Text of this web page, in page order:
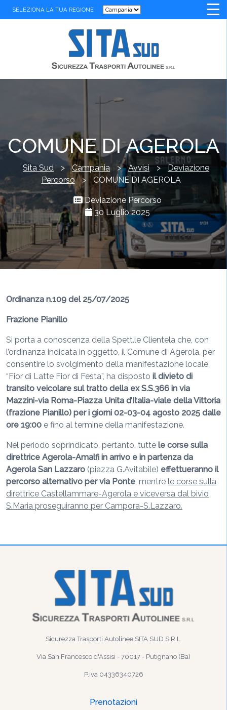
SELEZIONA LA TUA REGIONE
COMUNE DI AGEROLA
Sita Sud > Campania > Avvisi > Deviazione
Percorso > COMUNE DI AGEROLA
Deviazione Percorso
30 Luglio 2025
Ordinanza n.109 del 25/07/2025
Frazione Pianillo
Si porta a conoscenza della Spett.le Clientela che, con
l’ordinanza indicata in oggetto, il Comune di Agerola, per
consentire lo svolgimento della manifestazione locale
“Fior di Latte Fior di Festa”, ha disposto il divieto di
transito veicolare sul tratto della ex S.S.366 in via
Mazzini-via Roma-Piazza Unita d’Italia-viale della Vittoria
(frazione Pianillo) per i giorni 02-03-04 agosto 2025 dalle
ore 19:00 e fino al termine della manifestazione.
Nel periodo soprindicato, pertanto, tutte le corse sulla
direttrice Agerola-Amalfi in arrivo e in partenza da
Agerola San Lazzaro (piazza G.Avitabile) effettueranno il
percorso alternativo per via Ponte, mentre le corse sulla
direttrice Castellammare-Agerola e viceversa dal bivio
S.Maria proseguiranno per Campora-S.Lazzaro.
Sicurezza Trasporti Autolinee SITA SUD S.R.L.
Via San Francesco d'Assisi - 70017 - Putignano (Ba)
P.iva 04336340726
Prenotazioni